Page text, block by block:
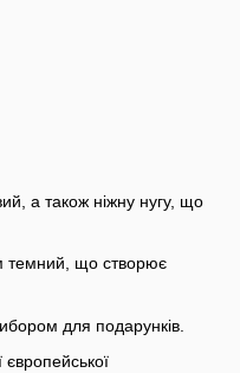
а також ніжну нугу, що
темний, що створює
для подарунків.